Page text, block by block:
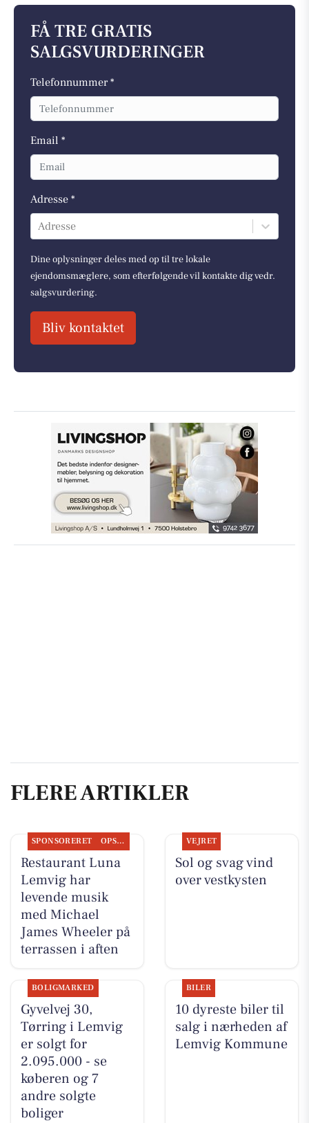
FÅ TRE GRATIS
SALGSVURDERINGER
Telefonnummer *
Email *
Adresse *
Adresse
Dine oplysninger deles med op til tre lokale
ejendomsmæglere, som efterfølgende vil kontakte dig vedr.
salgsvurdering.
Bliv kontaktet
FLERE ARTIKLER
SPONSORERET OPSLAGSTAVLEN
Restaurant Luna
Lemvig har
levende musik
med Michael
James Wheeler på
terrassen i aften
VEJRET
Sol og svag vind
over vestkysten
BOLIGMARKED
Gyvelvej 30,
Tørring i Lemvig
er solgt for
2.095.000 - se
køberen og 7
andre solgte
boliger
BILER
10 dyreste biler til
salg i nærheden af
Lemvig Kommune